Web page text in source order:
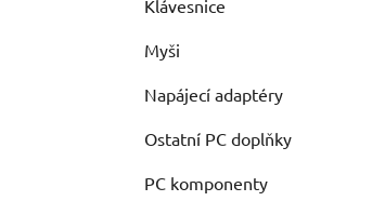
Klávesnice
Myši
Napájecí adaptéry
Ostatní PC doplňky
PC komponenty